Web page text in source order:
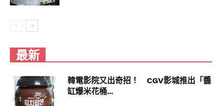
最新
韓電影院又出奇招！ CGV影城推出「醬
缸爆米花桶...